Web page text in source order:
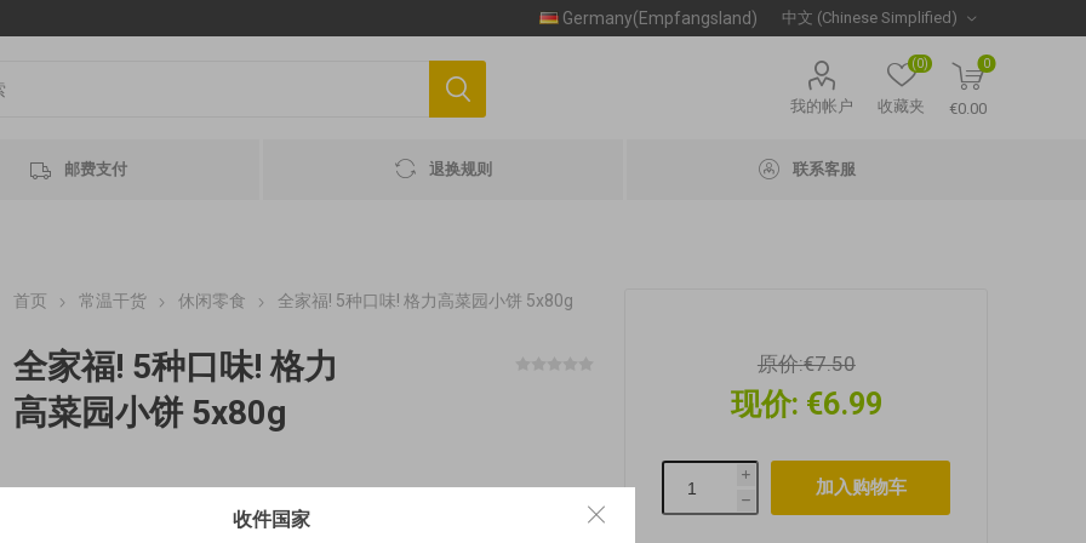
Germany(Empfangsland)
我的帐户 收藏夹
(0) 0
€0.00
邮费支付 退换规则 联系客服
首页 常温干货 休闲零食 全家福! 5种口味! 格力高菜园小饼 5x80g
全家福! 5种口味! 格力
高菜园小饼 5x80g
(€3.88 / 100 g) MHD 最佳赏味期 2026-10-03
原价:€7.50
现价: €6.99
i
h
收件国家